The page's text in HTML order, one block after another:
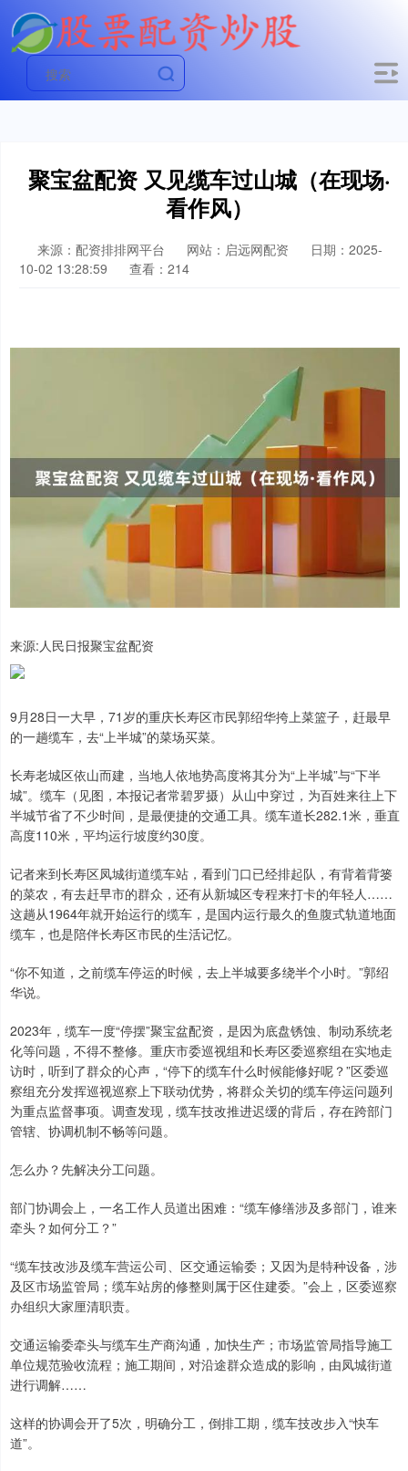
聚宝盆配资 又见缆车过山城（在现场·
看作风）
来源：配资排排网平台 网站：启远网配资
日期：2025-
10-02 13:28:59
查看：214
来源:人民日报聚宝盆配资
9月28日一大早，71岁的重庆长寿区市民郭绍华挎上菜篮子，赶最早
的一趟缆车，去“上半城”的菜场买菜。
长寿老城区依山而建，当地人依地势高度将其分为“上半城”与“下半
城”。缆车（见图，本报记者常碧罗摄）从山中穿过，为百姓来往上下
半城节省了不少时间，是最便捷的交通工具。缆车道长282.1米，垂直
高度110米，平均运行坡度约30度。
记者来到长寿区凤城街道缆车站，看到门口已经排起队，有背着背篓
的菜农，有去赶早市的群众，还有从新城区专程来打卡的年轻人……
这趟从1964年就开始运行的缆车，是国内运行最久的鱼腹式轨道地面
缆车，也是陪伴长寿区市民的生活记忆。
“你不知道，之前缆车停运的时候，去上半城要多绕半个小时。”郭绍
华说。
2023年，缆车一度“停摆”聚宝盆配资，是因为底盘锈蚀、制动系统老
化等问题，不得不整修。重庆市委巡视组和长寿区委巡察组在实地走
访时，听到了群众的心声，“停下的缆车什么时候能修好呢？”区委巡
察组充分发挥巡视巡察上下联动优势，将群众关切的缆车停运问题列
为重点监督事项。调查发现，缆车技改推进迟缓的背后，存在跨部门
管辖、协调机制不畅等问题。
怎么办？先解决分工问题。
部门协调会上，一名工作人员道出困难：“缆车修缮涉及多部门，谁来
牵头？如何分工？”
“缆车技改涉及缆车营运公司、区交通运输委；又因为是特种设备，涉
及区市场监管局；缆车站房的修整则属于区住建委。”会上，区委巡察
办组织大家厘清职责。
交通运输委牵头与缆车生产商沟通，加快生产；市场监管局指导施工
单位规范验收流程；施工期间，对沿途群众造成的影响，由凤城街道
进行调解……
这样的协调会开了5次，明确分工，倒排工期，缆车技改步入“快车
道”。